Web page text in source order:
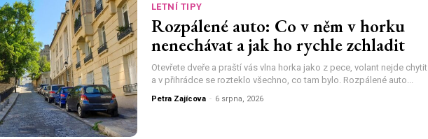
LETNÍ TIPY
Rozpálené auto: Co v něm v horku
nenechávat a jak ho rychle zchladit
Otevřete dveře a praští vás vlna horka jako z pece, volant nejde chytit
a v přihrádce se rozteklo všechno, co tam bylo. Rozpálené auto...
Petra Zajícova - 6 srpna, 2026